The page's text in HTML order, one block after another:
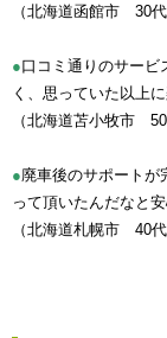
（北海道函館市 30代
●口コミ通りのサービ
く、思っていた以上
（北海道苫小牧市 50
●廃車後のサポートが
って頂いたんだなと
（北海道札幌市 40代